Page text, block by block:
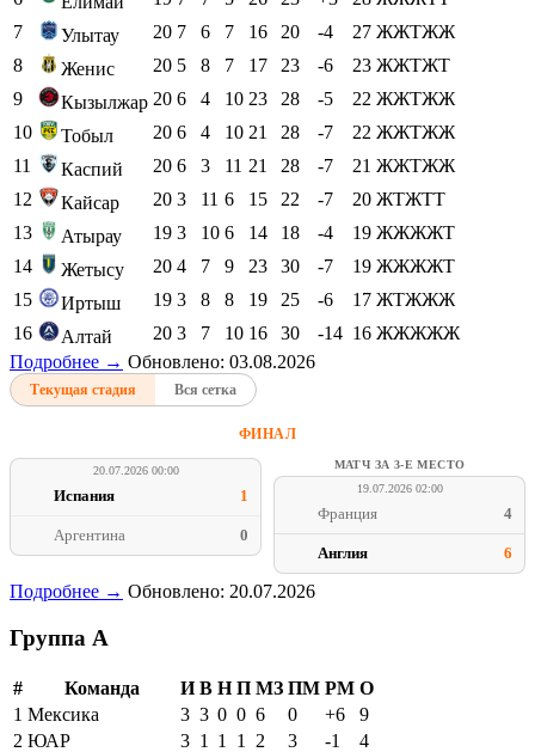
7
Улытау 20 7 6 7 16 20 -4 27 ЖЖТЖЖ
8
Женис 20 5 8 7 17 23 -6 23 ЖЖТЖТ
9
Кызылжар 20 6 4 10 23 28 -5 22 ЖЖТЖЖ
10
Тобыл 20 6 4 10 21 28 -7 22 ЖЖТЖЖ
11
Каспий 20 6 3 11 21 28 -7 21 ЖЖТЖЖ
12
Кайсар 20 3 11 6 15 22 -7 20 ЖТЖТТ
13
Атырау 19 3 10 6 14 18 -4 19 ЖЖЖЖТ
14
Жетысу 20 4 7 9 23 30 -7 19 ЖЖЖЖТ
15
Иртыш 19 3 8 8 19 25 -6 17 ЖТЖЖЖ
16
Алтай 20 3 7 10 16 30 -14 16 ЖЖЖЖЖ
Подробнее → Обновлено: 03.08.2026
Текущая стадия Вся сетка
ФИНАЛ
20.07.2026 00:00
Испания 1
Аргентина 0
МАТЧ ЗА 3-Е МЕСТО
19.07.2026 02:00
Франция 4
Англия 6
Подробнее → Обновлено: 20.07.2026
Группа A
# Команда И В Н П МЗ ПМ РМ О
1 Мексика 3 3 0 0 6 0 +6
9
2 ЮАР 3 1 1 1 2 3 -1
4